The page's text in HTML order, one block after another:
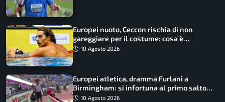
Europei nuoto, Ceccon rischia di non
gareggiare per il costume: cosa è
successo
10 Agosto 2026
Europei atletica, dramma Furlani a
Birmingham: si infortuna al primo salto
ed esce in carrozzina
10 Agosto 2026